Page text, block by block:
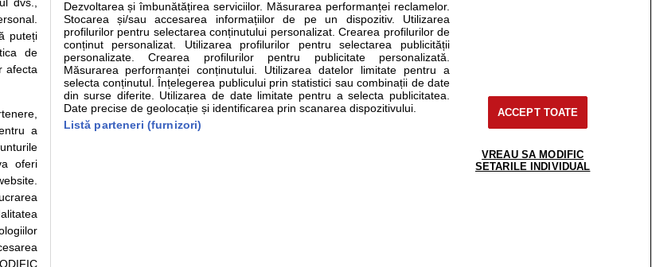
Specialitati medicale Boli si afectiuni Calculatoare Stiri medicale
disponibile pe sfatulmedicului.ro au scop informativ si educational. Ele nu pot substitui consultul medical direct si
Va sfatuim, ca pe langa informatia primita pe sfatulmedicului.ro sa consultati fie medicul Dvs., fie unul dintre medicii pe care
la medic Clickmed.
consumatorului
consumatorilor - ANPC
Alternativa a
0800.080.999
europene - CNAS
Sanatatii - ANMDM
Parteneri
support@sfatulmedicului.ro
puteți
de
afecta
a
oferi
Dezvoltarea și îmbunătățirea serviciilor. Măsurarea performanței reclamelor.
Stocarea și/sau accesarea informațiilor de pe un dispozitiv. Utilizarea
profilurilor pentru selectarea conținutului personalizat. Crearea profilurilor de
conținut personalizat. Utilizarea profilurilor pentru selectarea publicității
personalizate. Crearea profilurilor pentru publicitate personalizată.
Măsurarea performanței conținutului. Utilizarea datelor limitate pentru a
selecta conținutul. Înțelegerea publicului prin statistici sau combinații de date
din surse diferite. Utilizarea de date limitate pentru a selecta publicitatea.
Date precise de geolocație și identificarea prin scanarea dispozitivului.
Listă parteneri (furnizori)
ACCEPT TOATE
VREAU SA MODIFIC
SETARILE INDIVIDUAL